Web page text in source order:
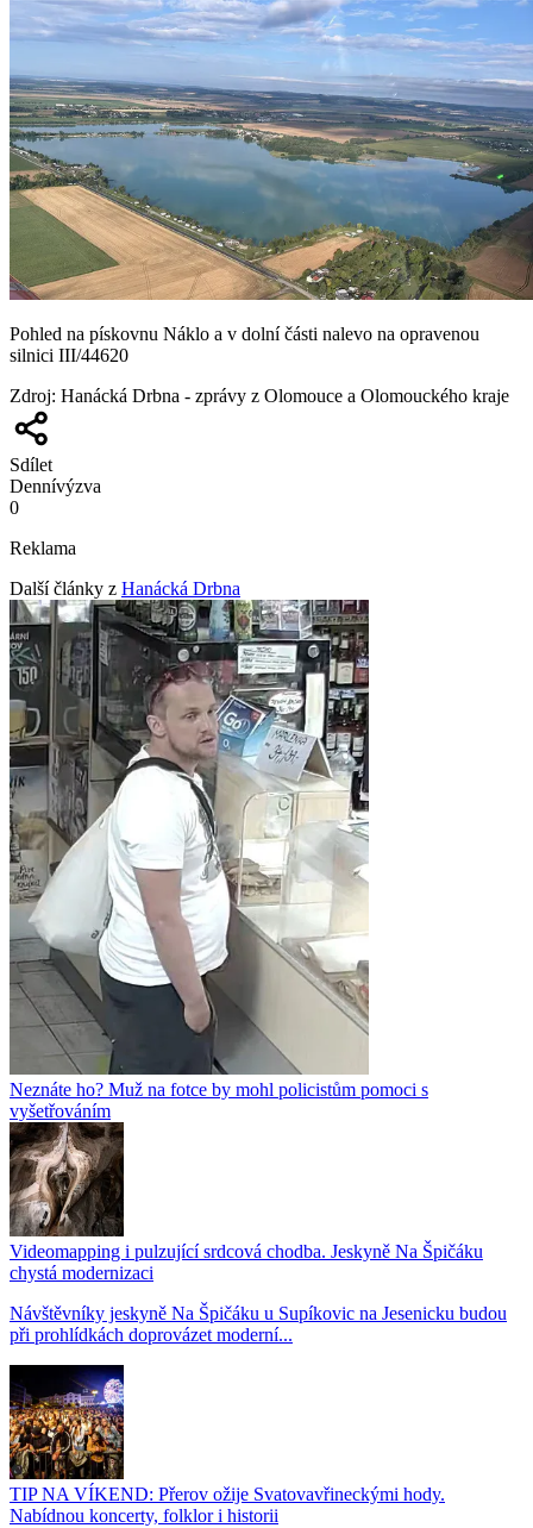
Pohled na pískovnu Náklo a v dolní části nalevo na opravenou
silnici III/44620
Zdroj: Hanácká Drbna - zprávy z Olomouce a Olomouckého kraje
Sdílet
Dennívýzva
0
Reklama
Další články z Hanácká Drbna
Neznáte ho? Muž na fotce by mohl policistům pomoci s
vyšetřováním
Videomapping i pulzující srdcová chodba. Jeskyně Na Špičáku
chystá modernizaci
Návštěvníky jeskyně Na Špičáku u Supíkovic na Jesenicku budou
při prohlídkách doprovázet moderní...
TIP NA VÍKEND: Přerov ožije Svatovavřineckými hody.
Nabídnou koncerty, folklor i historii